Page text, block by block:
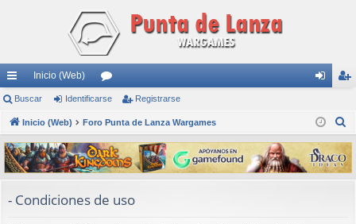
nl
ac
es
rá
Inicio (Web)
or
os nti
fic
ar
ist
ra
rs
Buscar Identificarse Registrarse
Inicio (Web) Foro Punta de Lanza Wargames
s
c
- Condiciones de uso